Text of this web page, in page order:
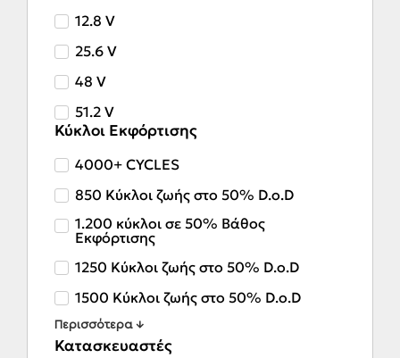
12.8 V
25.6 V
48 V
51.2 V
Κύκλοι Εκφόρτισης
4000+ CYCLES
850 Κύκλοι ζωής στο 50% D.o.D
1.200 κύκλοι σε 50% Βάθος
Εκφόρτισης
1250 Κύκλοι ζωής στο 50% D.o.D
1500 Κύκλοι ζωής στο 50% D.o.D
Περισσότερα ↓
Κατασκευαστές